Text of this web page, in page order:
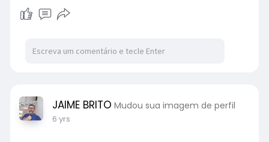
JAIME BRITO Mudou sua imagem de perfil
6 yrs